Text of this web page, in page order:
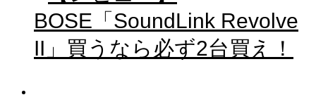
BOSE「SoundLink Revolve
II」買うなら必ず2台買え！